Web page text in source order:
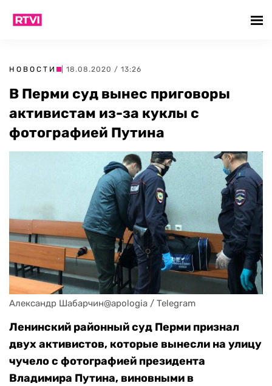
НОВОСТИ | 18.08.2020 / 13:26
В Перми суд вынес приговоры
активистам из-за куклы с
фотографией Путина
Александр Шабарчин@apologia / Telegram
Ленинский районный суд Перми признал
двух активистов, которые вынесли на улицу
чучело с фотографией президента
Владимира Путина, виновными в